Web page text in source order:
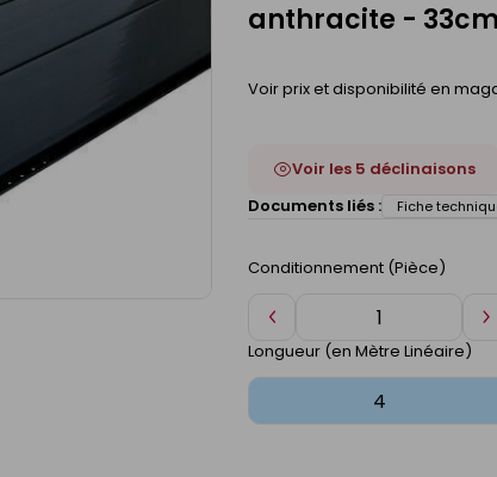
anthracite -
Voir prix et disponibilité en
Voir les 5 déclinaisons
Documents liés :
Fiche
Conditionnement (Pièce)
Diminuer
de
1
Longueur (en Mètre Linéaire)